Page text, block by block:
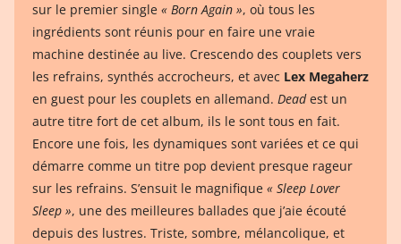
sur le premier single « Born Again », où tous les
ingrédients sont réunis pour en faire une vraie
machine destinée au live. Crescendo des couplets vers
les refrains, synthés accrocheurs, et avec Lex Megaherz
en guest pour les couplets en allemand. Deadest un
autre titre fort de cet album, ils le sont tous en fait.
Encore une fois, les dynamiques sont variées et ce qui
démarre comme un titre pop devient presque rageur
sur les refrains. S’ensuit le magnifique « Sleep Lover
Sleep », une des meilleures ballades que j’aie écouté
depuis des lustres. Triste, sombre, mélancolique, et